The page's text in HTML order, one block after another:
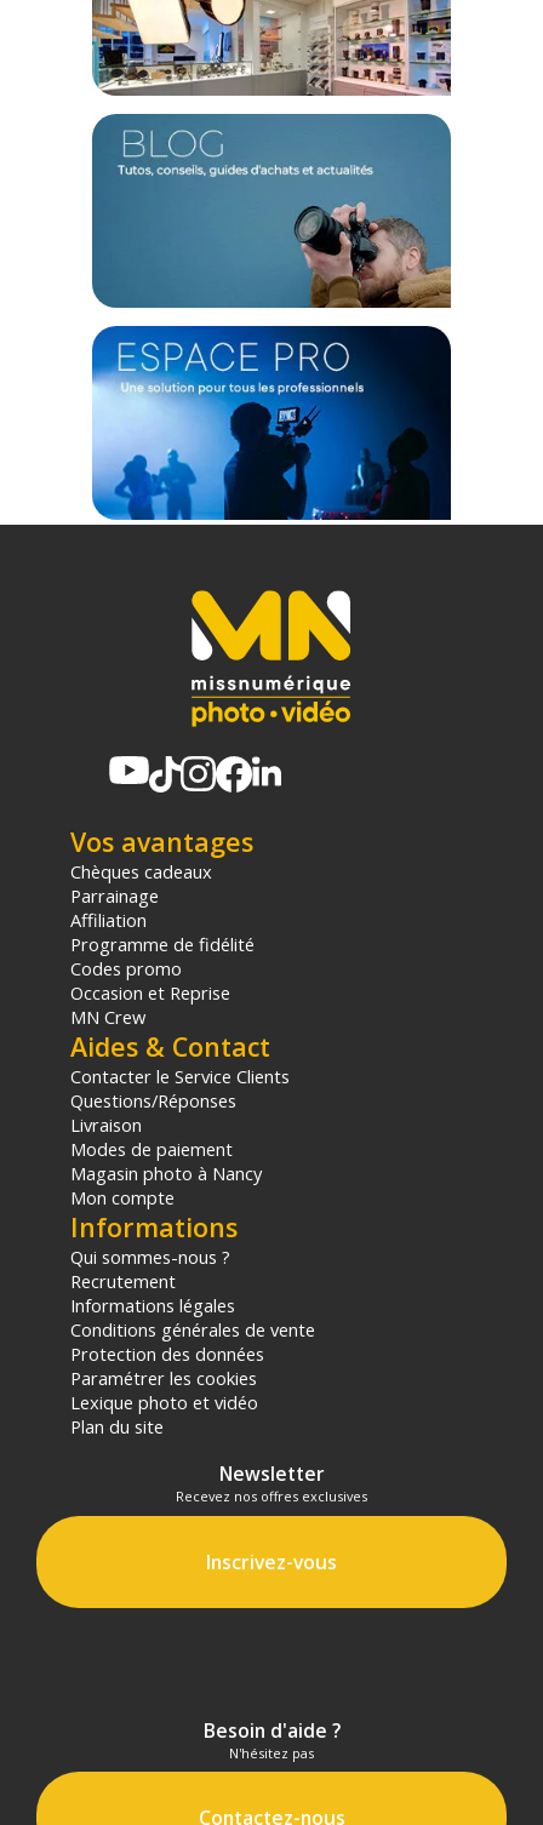
Vitesse de lecture : jusqu'à 1750 Mo/s
Vitesse d'écriture : jusqu'à 1500 Mo/s
Vitesse d'écriture soutenue minimale : 1000 Mo/s
CONTENU DU CARTON
1 x Carte CFexpress Lexar TYPE-B W1000/R1750 GOLD
Offre valable jusqu'au 08-08-2026 inclus.
Code EAN Lexar carte cfexpress TYPE-B W1000/R1750 GOLD -
843367128808
(1) Offre valable jusqu'au 31 Décembre 2030 à partir de 49 euros
d'achat, sur la base d'une expédition Chronopost 24H vers un point
relais situé en France continentale uniquement, valable uniquement
sur les produits de moins de 1m et moins de 20Kg.
(2) Sous réserve d'éligibilité.
(3) Nombre de points Fidélité estimés, hors remises au panier, basé
sur le prix TTC en €, les points seront effectivement calculés dans le
Vos avantages
Chèques cadeaux
Parrainage
Affiliation
Programme de fidélité
Codes promo
Occasion et Reprise
MN Crew
Aides & Contact
Contacter le Service Clients
Questions/Réponses
Livraison
Modes de paiement
Magasin photo à Nancy
Mon compte
Informations
Qui sommes-nous ?
Recrutement
Informations légales
Conditions générales de vente
Protection des données
Paramétrer les cookies
Lexique photo et vidéo
Plan du site
Newsletter
Recevez nos offres exclusives
Inscrivez-vous
Besoin d'aide ?
N'hésitez pas
Contactez-nous